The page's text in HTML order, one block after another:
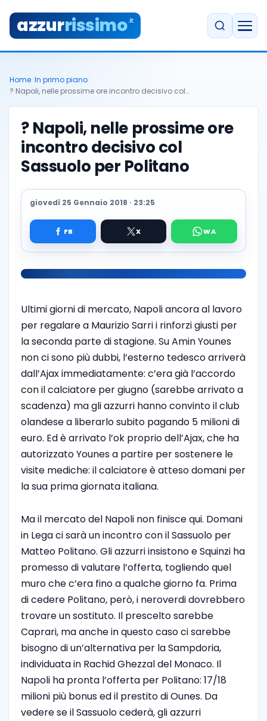
azzurrissimo.it
Home In primo piano
? Napoli, nelle prossime ore incontro decisivo col…
? Napoli, nelle prossime ore
incontro decisivo col
Sassuolo per Politano
giovedì 25 Gennaio 2018 · 23:25
Ultimi giorni di mercato, Napoli ancora al lavoro
per regalare a Maurizio Sarri i rinforzi giusti per
la seconda parte di stagione. Su Amin Younes
non ci sono più dubbi, l’esterno tedesco arriverà
dall’Ajax immediatamente: c’era già l’accordo
con il calciatore per giugno (sarebbe arrivato a
scadenza) ma gli azzurri hanno convinto il club
olandese a liberarlo subito pagando 5 milioni di
euro. Ed è arrivato l’ok proprio dell’Ajax, che ha
autorizzato Younes a partire per sostenere le
visite mediche: il calciatore è atteso domani per
la sua prima giornata italiana.
Ma il mercato del Napoli non finisce qui. Domani
in Lega ci sarà un incontro con il Sassuolo per
Matteo Politano. Gli azzurri insistono e Squinzi ha
promesso di valutare l’offerta, togliendo quel
muro che c’era fino a qualche giorno fa. Prima
di cedere Politano, però, i neroverdi dovrebbero
trovare un sostituto. Il prescelto sarebbe
Caprari, ma anche in questo caso ci sarebbe
bisogno di un’alternativa per la Sampdoria,
individuata in Rachid Ghezzal del Monaco. Il
Napoli ha pronta l’offerta per Politano: 17/18
milioni più bonus ed il prestito di Ounes. Da
vedere se il Sassuolo cederà, gli azzurri